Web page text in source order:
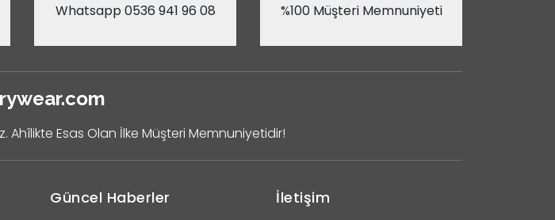
Whatsapp 0536 941 96 08 %100 Müşteri Memnuniyeti
Ahîlikte Esas Olan İlke Müşteri Memnuniyetidir!
Güncel Haberler İletişim